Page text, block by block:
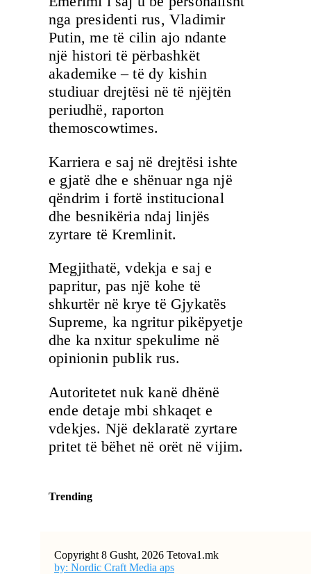
nga presidenti rus, Vladimir
Putin, me të cilin ajo ndante
një histori të përbashkët
akademike – të dy kishin
studiuar drejtësi në të njëjtën
periudhë, raporton
themoscowtimes.
Karriera e saj në drejtësi ishte
e gjatë dhe e shënuar nga një
qëndrim i fortë institucional
dhe besnikëria ndaj linjës
zyrtare të Kremlinit.
Megjithatë, vdekja e saj e
papritur, pas një kohe të
shkurtër në krye të Gjykatës
Supreme, ka ngritur pikëpyetje
dhe ka nxitur spekulime në
opinionin publik rus.
Autoritetet nuk kanë dhënë
ende detaje mbi shkaqet e
vdekjes. Një deklaratë zyrtare
pritet të bëhet në orët në vijim.
Trending
Copyright 8 Gusht, 2026 Tetova1.mk
by: Nordic Craft Media aps